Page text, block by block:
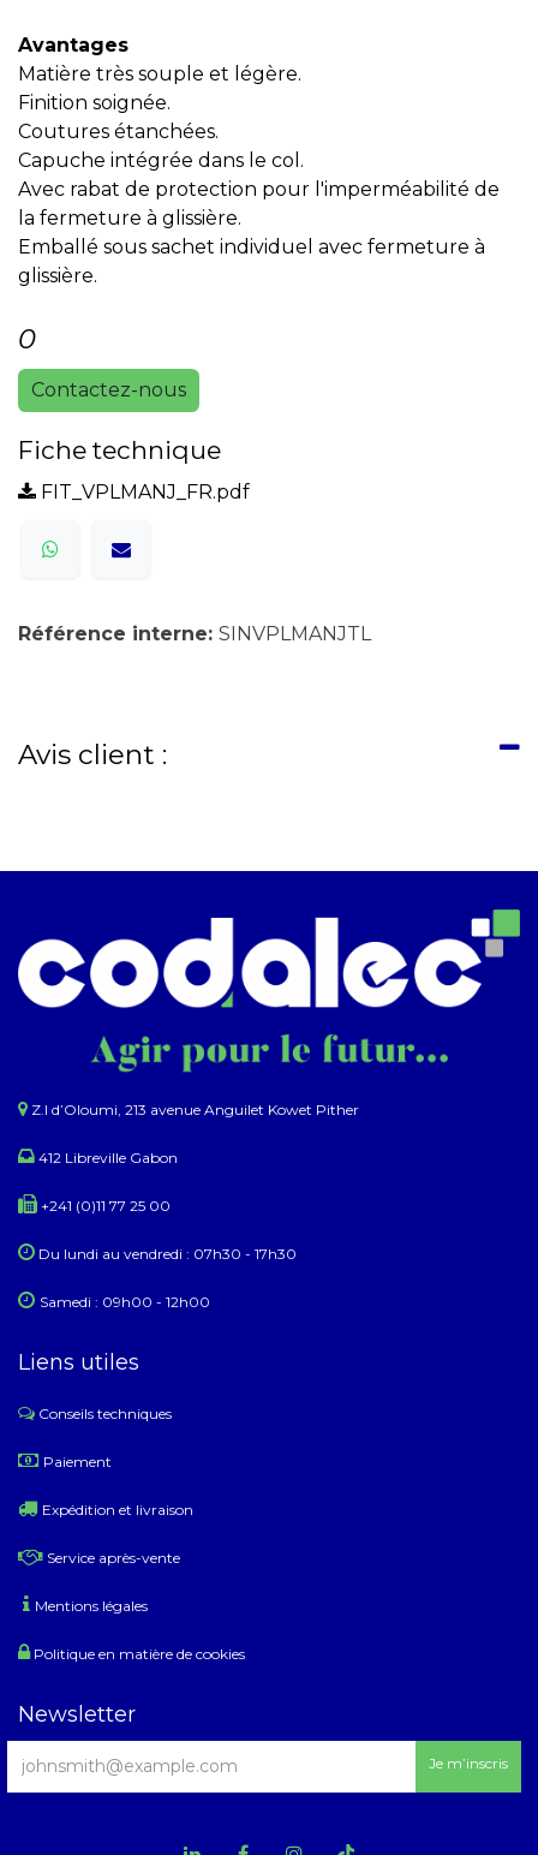
Avantages
Matière très souple et légère.
Finition soignée.
Coutures étanchées.
Capuche intégrée dans le col.
Avec rabat de protection pour l'imperméabilité de
la fermeture à glissière.
Emballé sous sachet individuel avec fermeture à
glissière.
0
Contactez-nous
Fiche technique
FIT_VPLMANJ_FR.pdf
Référence interne: SINVPLMANJTL
Avis client :
Z.I d’Oloumi, 213 avenue Anguilet Kowet Pither​
412 Libreville Gabon
+241 (0)11 77 25 00
Du lundi au ​​vendredi : 07h30 - 17h30
Samedi : 09h00 - 12h00
Liens utiles
Conseils techniques
​ Paiement
Expédition et livraison
Service après-vente
Mentions légales
Politique en matière de cookies
Newsletter
Je m’inscris